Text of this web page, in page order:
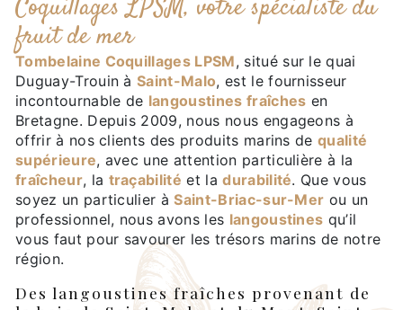
Coquillages LPSM, votre spécialiste du
fruit de mer
Tombelaine Coquillages LPSM, situé sur le quai
Duguay-Trouin àSaint-Malo, est le fournisseur
incontournable de langoustines fraîches en
Bretagne. Depuis 2009, nous nous engageons à
offrir à nos clients des produits marins dequalité
supérieure, avec une attention particulière à la
fraîcheur, la traçabilité et ladurabilité. Que vous
soyez un particulier àSaint-Briac-sur-Mer ou un
professionnel, nous avons les langoustines qu’il
vous faut pour savourer les trésors marins de notre
région.
Des langoustines fraîches provenant de